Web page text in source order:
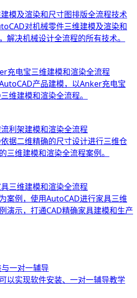
模及渲染和尺寸图排版全流程技术
对机械零件三维建模及渲染和
解决机械设计全流程的所有技术。
充电宝三维建模和渲染全流程
产品建模，以Anker充电宝
维建模和渲染全流程。
利架建模和渲染全流程
据二维精确的尺寸设计进行三维仓
三维建模和渲染全流程案例。
三维建模和渲染全流程
案例，使用AutoCAD进行家具三维
演示，打通CAD精确家具建模和生产
一对一辅导
以实现软件安装、一对一辅导教学